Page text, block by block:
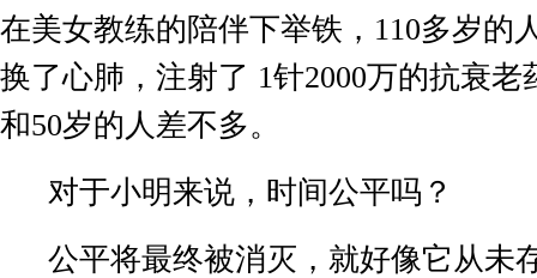
在美女教练的陪伴下举铁， 110多岁的
换了心肺，注射了 1针2000万的抗衰老
和50岁的人差不多。
对于小明来说，时间公平吗？
公平将最终被消灭，就好像它从未